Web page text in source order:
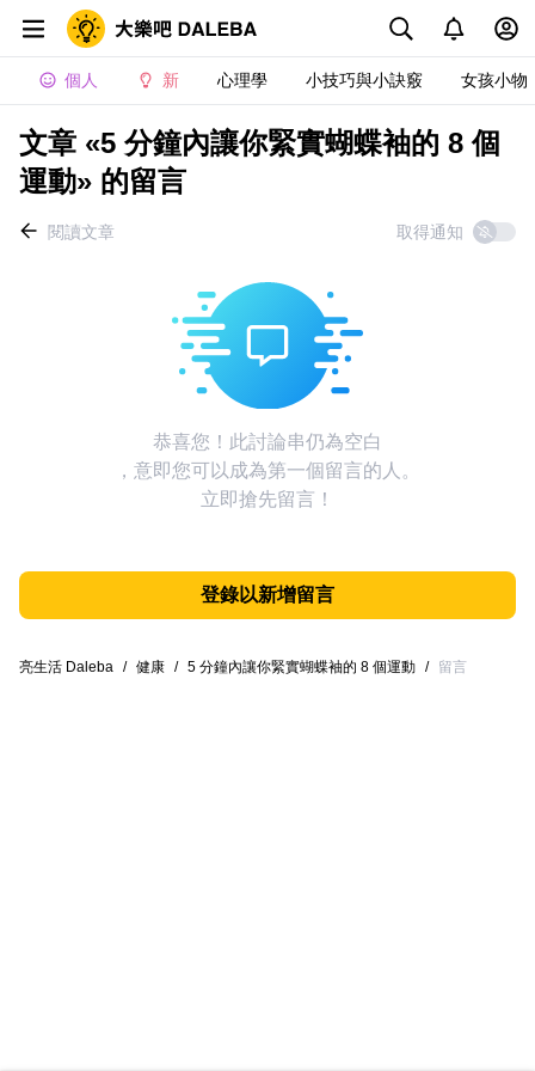
個人 新 心理學 小技巧與小訣竅 女孩小物
文章 «5 分鐘內讓你緊實蝴蝶袖的 8 個
運動» 的留言
閱讀文章 取得通知
恭喜您！此討論串仍為空白
，意即您可以成為第一個留言的人。
立即搶先留言！
登錄以新增留言
亮生活 Daleba / 健康 / 5 分鐘內讓你緊實蝴蝶袖的 8 個運動 / 留言